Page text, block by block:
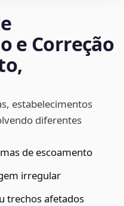
e Correção
estabelecimentos
diferentes
de escoamento
irregular
trechos afetados